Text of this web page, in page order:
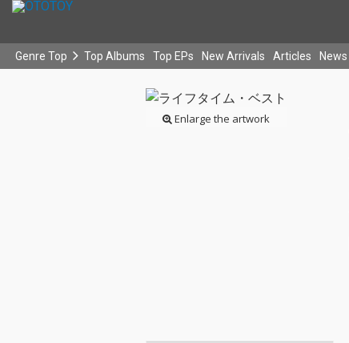
Genre Top Top Albums Top EPs New Arrivals Articles News
Enlarge the artwork